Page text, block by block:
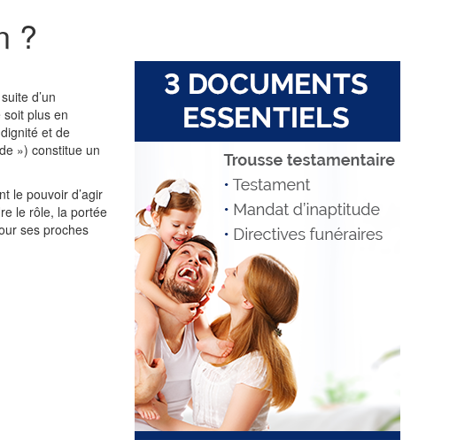
?
d’un
plus en
et de
») constitue un
le pouvoir d’agir
le rôle, la portée
ses proches